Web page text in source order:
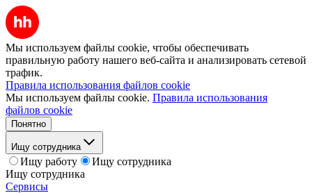
Мы используем файлы cookie, чтобы обеспечивать
правильную работу нашего веб-сайта и анализировать сетевой
трафик.
Правила использования файлов cookie
Мы используем файлы cookie. Правила использования
файлов cookie
Понятно
Ищу сотрудника
Ищу работу
Ищу сотрудника
Ищу сотрудника
Сервисы